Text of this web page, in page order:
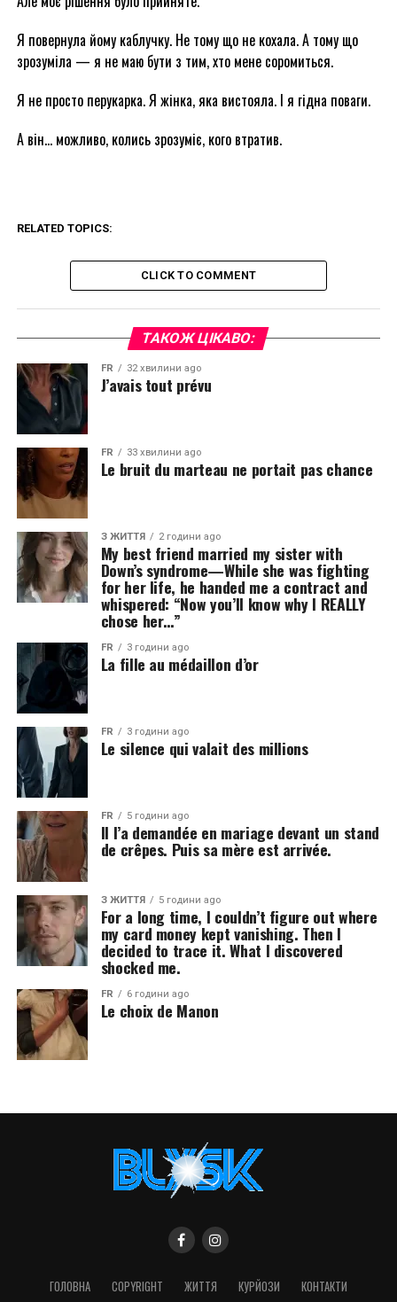
Я повернула йому каблучку. Не тому що не кохала. А тому що
зрозуміла — я не маю бути з тим, хто мене соромиться.
Я не просто перукарка. Я жінка, яка вистояла. І я гідна поваги.
А він… можливо, колись зрозуміє, кого втратив.
RELATED TOPICS:
CLICK TO COMMENT
ТАКОЖ ЦІКАВО:
FR 32 хвилини ago
J’avais tout prévu
FR 33 хвилини ago
Le bruit du marteau ne portait pas chance
З ЖИТТЯ 2 години ago
My best friend married my sister with
Down’s syndrome—While she was fighting
for her life, he handed me a contract and
whispered: “Now you’ll know why I REALLY
chose her…”
FR 3 години ago
La fille au médaillon d’or
FR 3 години ago
Le silence qui valait des millions
FR 5 години ago
Il l’a demandée en mariage devant un stand
de crêpes. Puis sa mère est arrivée.
З ЖИТТЯ 5 години ago
For a long time, I couldn’t figure out where
my card money kept vanishing. Then I
decided to trace it. What I discovered
shocked me.
FR 6 години ago
Le choix de Manon
ГОЛОВНА COPYRIGHT ЖИТТЯ КУРЙОЗИ КОНТАКТИ